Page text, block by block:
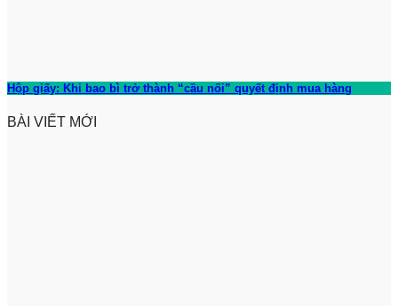
Hộp giấy: Khi bao bì trở thành “cầu nối” quyết định mua hàng
BÀI VIẾT MỚI